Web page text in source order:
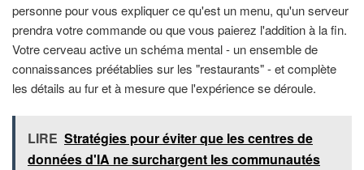
personne pour vous expliquer ce qu'est un menu, qu'un serveur
prendra votre commande ou que vous paierez l'addition à la fin.
Votre cerveau active un schéma mental - un ensemble de
connaissances préétablies sur les "restaurants" - et complète
les détails au fur et à mesure que l'expérience se déroule.
LIRE Stratégies pour éviter que les centres de
données d'IA ne surchargent les communautés